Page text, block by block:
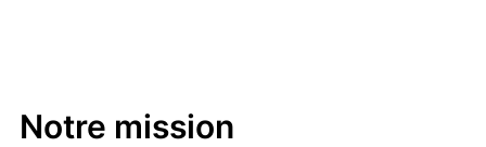
Notre mission